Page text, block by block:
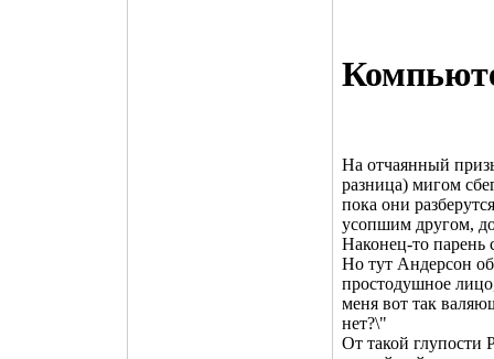
На отчаянный
разница) мигом
пока они
усопшим другом,
Наконец-то парень
Но тут Андерсон
простодушное
меня вот так
нет?\"
От такой глупости